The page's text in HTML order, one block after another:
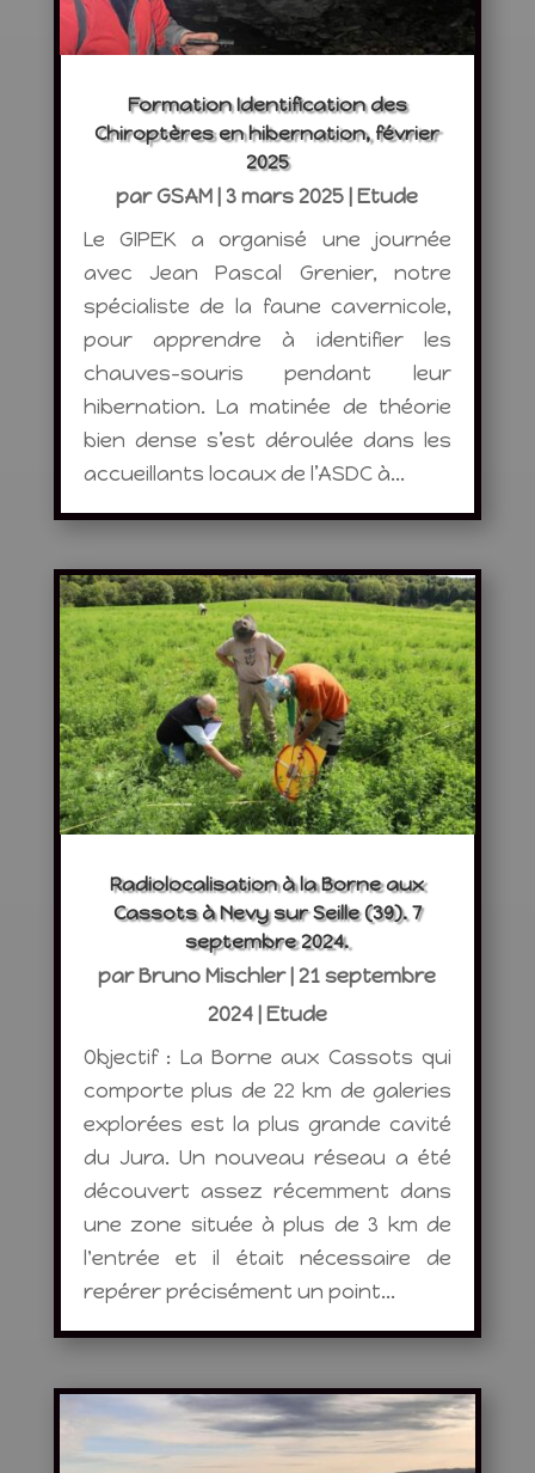
Formation Identification des
Chiroptères en hibernation, février
2025
parGSAM |3 mars 2025 |Etude
Le GIPEK a organisé une journée
avec Jean Pascal Grenier, notre
spécialiste de la faune cavernicole,
pour apprendre à identifier les
chauves-souris pendant leur
hibernation. La matinée de théorie
bien dense s’est déroulée dans les
accueillants locaux de l’ASDC à...
Radiolocalisation à la Borne aux
Cassots à Nevy sur Seille (39). 7
septembre 2024.
parBruno Mischler| 21 septembre
2024| Etude
Objectif : La Borne aux Cassots qui
comporte plus de 22 km de galeries
explorées est la plus grande cavité
du Jura. Un nouveau réseau a été
découvert assez récemment dans
une zone située à plus de 3 km de
l'entrée et il était nécessaire de
repérer précisément un point...